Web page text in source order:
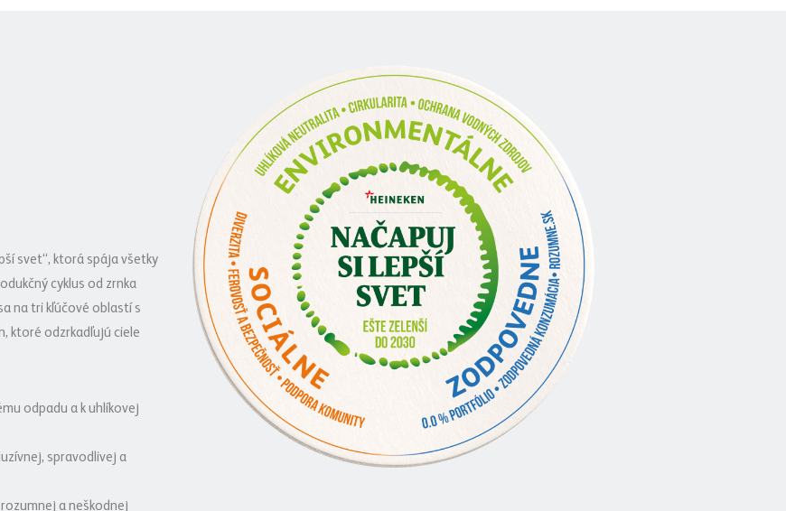
svet“, ktorá spája všetky
cyklus od zrnka
na tri kľúčové oblastí s
ktoré odzrkadľujú ciele
odpadu a k uhlíkovej
spravodlivej a
a neškodnej